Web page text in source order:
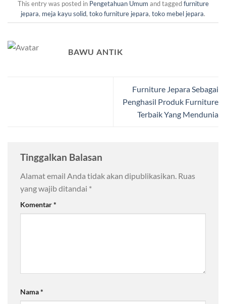
This entry was posted in Pengetahuan Umum and taggedfurniture
jepara, meja kayu solid, toko furniture jepara, toko mebel jepara.
BAWU ANTIK
Furniture Jepara Sebagai
Penghasil Produk Furniture
Terbaik Yang Mendunia
Tinggalkan Balasan
Alamat email Anda tidak akan dipublikasikan. Ruas
yang wajib ditandai *
Komentar*
Nama*